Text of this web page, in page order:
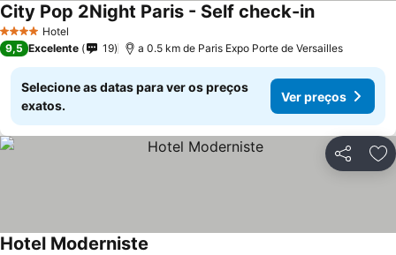
4 EstrelasHotel
City Pop 2Night Paris - Self check-in
9,5 Excelente 19 a 0.5 km de Paris Expo Porte de Versailles
Selecione as datas para ver os preços
exatos.
Ver preços
Partilhar
Hotel Moderniste